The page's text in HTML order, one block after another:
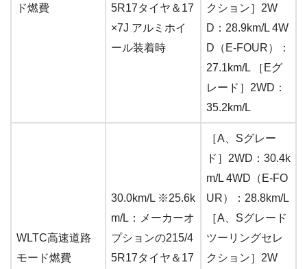
ド燃費
5R17タイヤ＆17
×7J アルミホイ
ール装着時
クション］2W
D：28.9km/L 4W
D（E-FOUR）：
27.1km/L ［Eグ
レード］2WD：
35.2km/L
WLTC高速道路
モード燃費
30.0km/L ※25.6k
m/L：メーカーオ
プションの215/4
5R17タイヤ＆17
［A、Sグレー
ド］2WD：30.4k
m/L 4WD（E-FO
UR）：28.8km/L
［A、Sグレード
ツーリングセレ
クション］2W